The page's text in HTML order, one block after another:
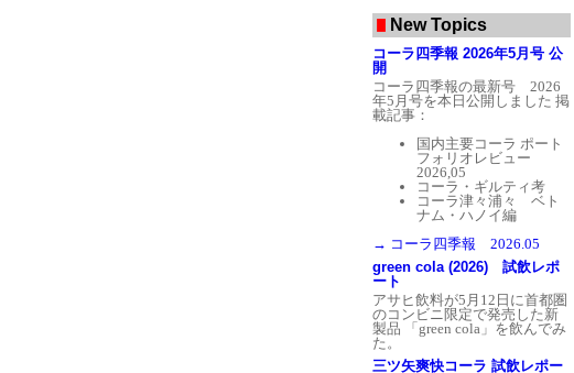
New Topics
コーラ四季報 2026年5月号 公
開
コーラ四季報の最新号 2026
年5月号を本日公開しました 掲
載記事：
国内主要コーラ ポート
フォリオレビュー
2026,05
コーラ・ギルティ考
コーラ津々浦々 ベト
ナム・ハノイ編
→ コーラ四季報 2026.05
green cola (2026) 試飲レポ
ート
アサヒ飲料が5月12日に首都圏
のコンビニ限定で発売した新
製品 「green cola」を飲んでみ
た。
三ツ矢爽快コーラ 試飲レポー